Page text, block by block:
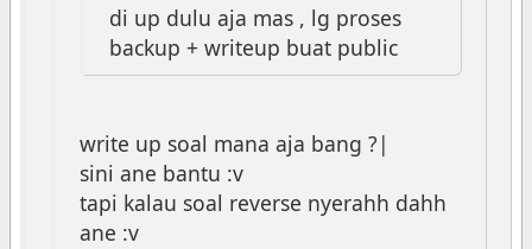
di up dulu aja mas , lg proses
backup + writeup buat public
write up soal mana aja bang ?|
sini ane bantu :v
tapi kalau soal reverse nyerahh dahh
ane :v